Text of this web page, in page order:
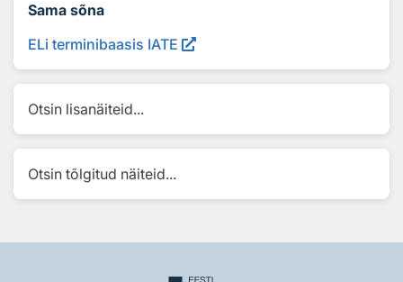
Sama sõna
ELi terminibaasis IATE
Otsin lisanäiteid...
Otsin tõlgitud näiteid...